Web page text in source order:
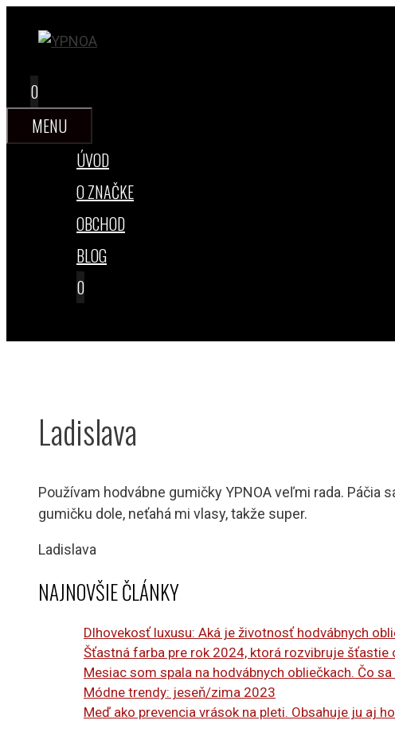
0
MENU
ÚVOD
O ZNAČKE
OBCHOD
BLOG
0
Ladislava
Používam hodvábne gumičky YPNOA veľmi rada. Páčia
gumičku dole, neťahá mi vlasy, takže super.
Ladislava
NAJNOVŠIE ČLÁNKY
Dlhovekosť luxusu: Aká je životnosť hodvábnych
Šťastná farba pre rok 2024, ktorá rozvibruje šťastie
Mesiac som spala na hodvábnych obliečkach. Čo
Módne trendy: jeseň/zima 2023
Meď ako prevencia vrások na pleti. Obsahuje ju aj